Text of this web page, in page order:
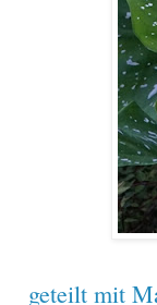
geteilt mit